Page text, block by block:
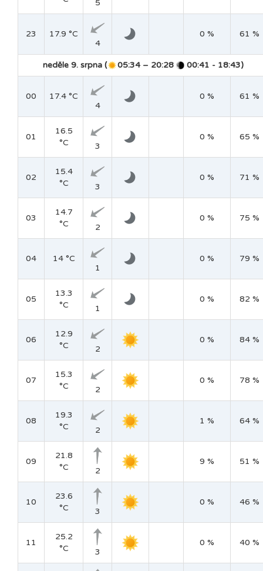
5
23
17.9 °C
4
0 % 61 %
neděle 9. srpna ( 05:34 – 20:28 00:41 - 18:43)
00
17.4 °C
4
0 % 61 %
01
16.5
°C
3
0 % 65 %
02
15.4
°C
3
0 % 71 %
03
14.7
°C
2
0 % 75 %
04
14 °C
1
0 % 79 %
05
13.3
°C
1
0 % 82 %
06
12.9
°C
2
0 % 84 %
07
15.3
°C
2
0 % 78 %
08
19.3
°C
2
1 % 64 %
09
21.8
°C
2
9 % 51 %
10
23.6
°C
3
0 % 46 %
11
25.2
°C
3
0 % 40 %